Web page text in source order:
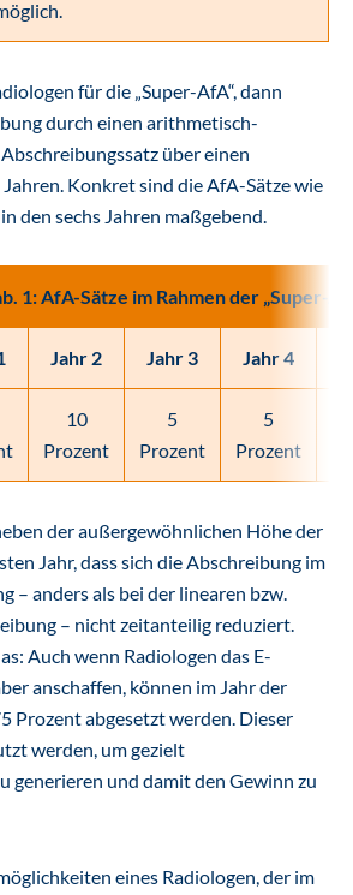
für die „Super-AfA“, dann
durch einen arithmetisch-
über einen
Konkret sind die AfA-Sätze wie
den sechs Jahren maßgebend.
1: AfA-Sätze im Rahmen der „Super-
Jahr 2 Jahr 3 Jahr 4
10
Prozent
5
Prozent
5
Prozent
der außergewöhnlichen Höhe der
Jahr, dass sich die Abschreibung im
– anders als bei der linearen bzw.
– nicht zeitanteilig reduziert.
Auch wenn Radiologen das E-
anschaffen, können im Jahr der
Prozent abgesetzt werden. Dieser
werden, um gezielt
generieren und damit den Gewinn zu
eines Radiologen, der im